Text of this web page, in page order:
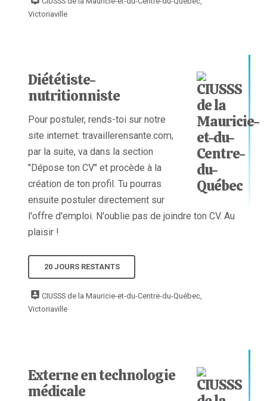
Victoriaville
Diététiste-
nutritionniste
Pour postuler, rends-toi sur notre
site internet: travaillerensante.com,
par la suite, va dans la section
"Dépose ton CV" et procède à la
création de ton profil. Tu pourras
ensuite postuler directement sur
l'offre d'emploi. N'oublie pas de joindre ton CV. Au
plaisir !
20 JOURS RESTANTS
CIUSSS de la Mauricie-et-du-Centre-du-Québec,
Victoriaville
Externe en technologie
médicale